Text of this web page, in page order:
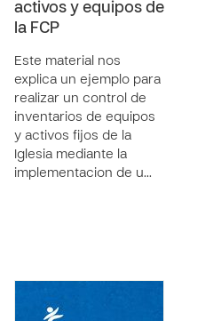
activos y equipos de
la FCP
Este material nos
explica un ejemplo para
realizar un control de
inventarios de equipos
y activos fijos de la
Iglesia mediante la
implementacion de u…